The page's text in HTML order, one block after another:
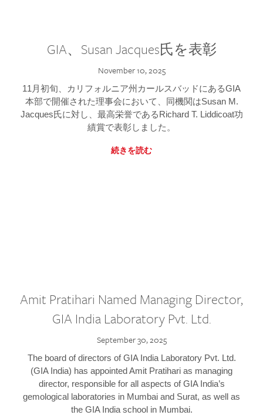
GIA、Susan Jacques氏を表彰
November 10, 2025
11月初旬、カリフォルニア州カールスバッドにあるGIA
本部で開催された理事会において、同機関はSusan M.
Jacques氏に対し、最高栄誉であるRichard T. Liddicoat功
績賞で表彰しました。
続きを読む
Amit Pratihari Named Managing Director,
GIA India Laboratory Pvt. Ltd.
September 30, 2025
The board of directors of GIA India Laboratory Pvt. Ltd.
(GIA India) has appointed Amit Pratihari as managing
director, responsible for all aspects of GIA India’s
gemological laboratories in Mumbai and Surat, as well as
the GIA India school in Mumbai.